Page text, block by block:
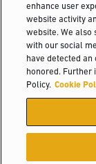
産業
リフトトラック用
Major Accountsの
© 2026 Hyster-
個人情報保護方針
enhance user
website activity
website. We also
with our social
have detected
honored. Further
Policy. Cookie